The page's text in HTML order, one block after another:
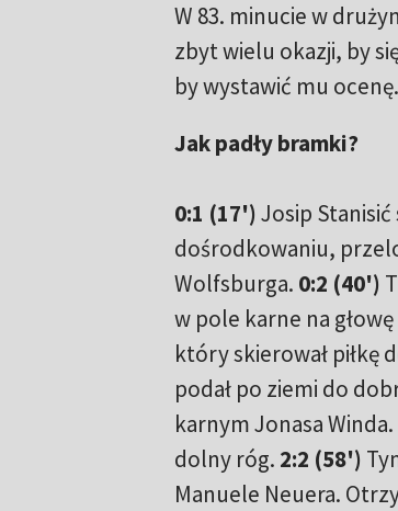
W 83. minucie w
zbyt wielu okazji, by
by wystawić mu ocenę.
Jak padły bramki?
0:1 (17') Josip Stanisić
dośrodkowaniu,
Wolfsburga. 0:2 (40')
w pole karne na
który skierował piłkę
podał po ziemi do
karnym Jonasa
dolny róg. 2:2 (58')
Manuele Neuera.